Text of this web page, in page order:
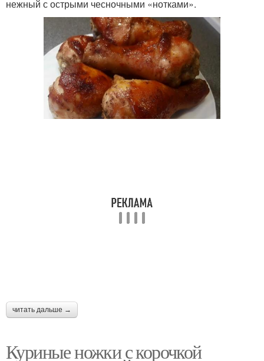
нежный с острыми чесночными «нотками».
читать дальше →
Куриные ножки с корочкой